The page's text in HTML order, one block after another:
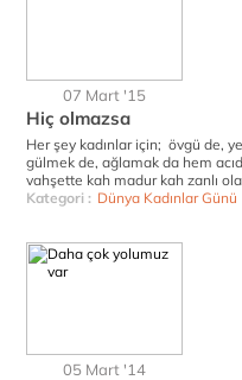
07 Mart '15
Hiç olmazsa
Her şey kadınlar için; övgü de,
gülmek de, ağlamak da hem
vahşette kah madur kah zanlı
Kategori : Dünya Kadınlar Günü
05 Mart '14